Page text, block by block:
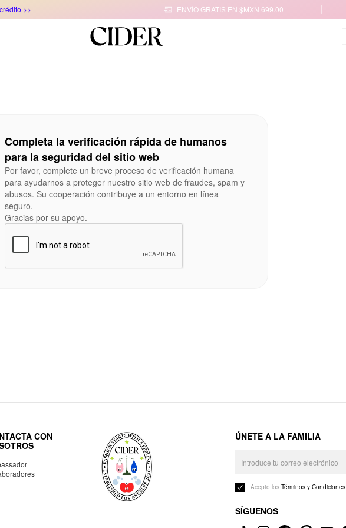
>>
ENVÍO GRATIS EN $MXN 699.00
Completa la verificación rápida de humanos
para la seguridad del sitio web
Por favor, complete un breve proceso de verificación humana
para ayudarnos a proteger nuestro sitio web de fraudes, spam y
abusos. Su cooperación contribuye a un entorno en línea
seguro.
Gracias por su apoyo.
CON
ÚNETE A LA FAMILIA
Acepto los Términos y Condiciones
SÍGUENOS